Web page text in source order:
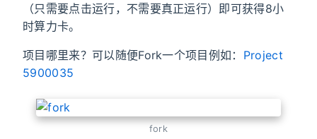
（只需要点击运行，不需要真正运行）即可获得8小
时算力卡。
项目哪里来？可以随便Fork一个项目例如： Project
5900035
fork